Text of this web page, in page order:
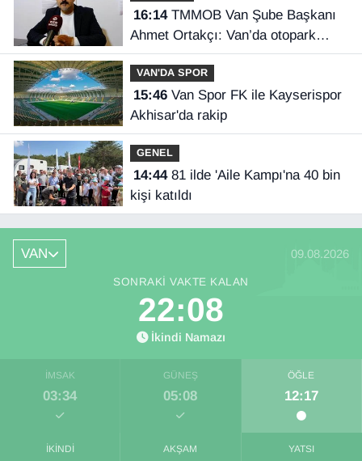
16:14TMMOB Van Şube Başkanı
Ahmet Ortakçı: Van’da otopark
yetersizliği ciddi sorun!
VAN'DA SPOR
15:46Van Spor FK ile Kayserispor
Akhisar'da rakip
GENEL
14:4481 ilde 'Aile Kampı'na 40 bin
kişi katıldı
VAN 09.08.2026
SONRAKI VAKTE KALAN
22:08
İkindi Namazı
İMSAK
03:34
GÜNEŞ
05:08
ÖĞLE
12:17
İKINDI AKŞAM YATSI